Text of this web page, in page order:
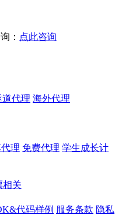
： 点此咨询
道代理 海外代理
理 免费代理 学生成长计
相关
代码样例 服务条款 隐私